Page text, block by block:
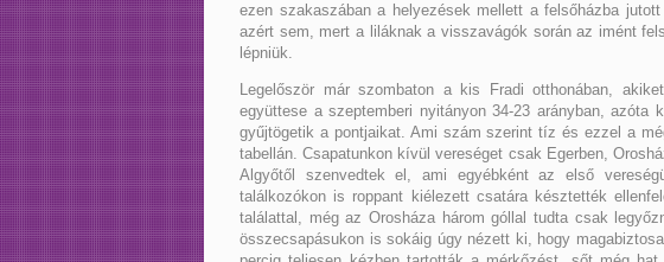
ezen szakaszában a helyezések mellett a felsőházba
azért sem, mert a liláknak a visszavágók során az imént
lépniük.
Legelőször már szombaton a kis Fradi otthonában,
együttese a szeptemberi nyitányon 34-23 arányban, azóta
gyűjtögetik a pontjaikat. Ami szám szerint tíz és ezzel a
tabellán. Csapatunkon kívül vereséget csak Egerben,
Algyőtől szenvedtek el, ami egyébként az első
találkozókon is roppant kiélezett csatára késztették
találattal, még az Orosháza három góllal tudta csak
összecsapásukon is sokáig úgy nézett ki, hogy